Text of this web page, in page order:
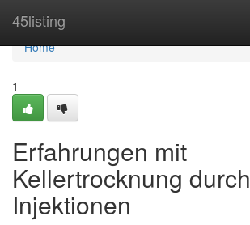
45listing
Home
Home
1
Erfahrungen mit
Kellertrocknung durch
Injektionen